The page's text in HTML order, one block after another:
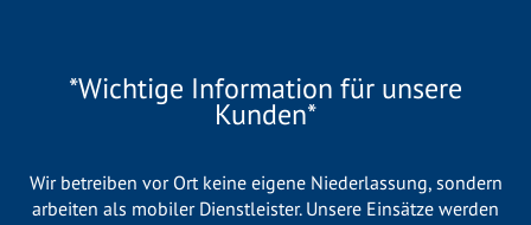
*Wichtige Information für unsere
Kunden*
Wir betreiben vor Ort keine eigene Niederlassung, sondern
arbeiten als mobiler Dienstleister. Unsere Einsätze werden